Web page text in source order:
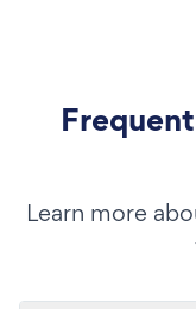
Learn more